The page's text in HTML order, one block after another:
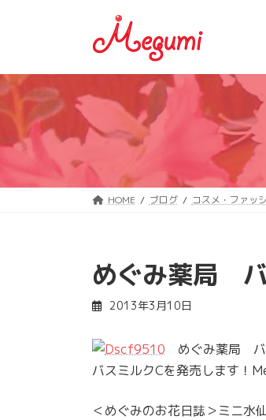
ツ
へ
ス
ッ
シ
ョ
ン
移
HOME ブログ コスメ・ファッ
めぐみ薬局 バ
2013年3月10日
めぐみ薬局 バ
バスミルクCを発売します！
＜めぐみのお花日誌＞ミニ水